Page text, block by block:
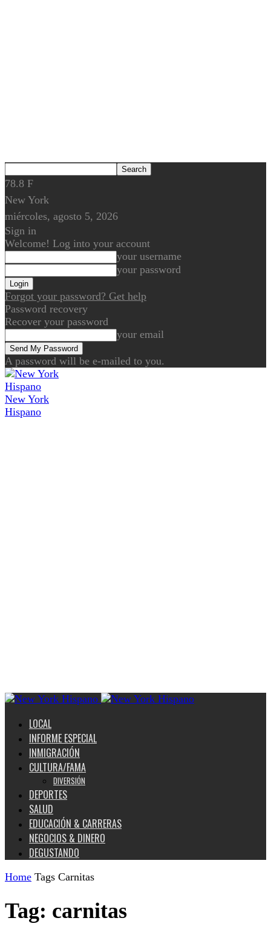
78.8 F
New York
miércoles, agosto 5, 2026
Sign in
Welcome! Log into your account
your username
your password
Forgot your password? Get help
Password recovery
Recover your password
your email
A password will be e-mailed to you.
New York
Hispano
LOCAL
INFORME ESPECIAL
INMIGRACIÓN
CULTURA/FAMA
DIVERSIÓN
DEPORTES
SALUD
EDUCACIÓN & CARRERAS
NEGOCIOS & DINERO
DEGUSTANDO
Home Tags Carnitas
Tag: carnitas